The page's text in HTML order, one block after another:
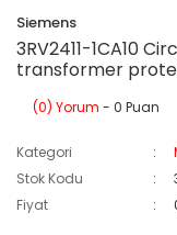
Siemens
3RV2411-1CA10
transformer
(0) Yorum - 0 Puan
Kategori
Stok Kodu
Fiyat